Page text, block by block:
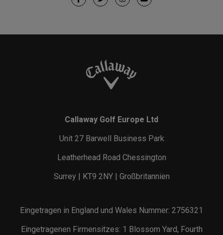
Callaway Golf Europe Ltd
Unit 27 Barwell Business Park
Leatherhead Road Chessington
Surrey | KT9 2NY | Großbritannien
Eingetragen in England und Wales Nummer: 2756321
Eingetragenen Firmensitzes: 1 Blossom Yard, Fourth